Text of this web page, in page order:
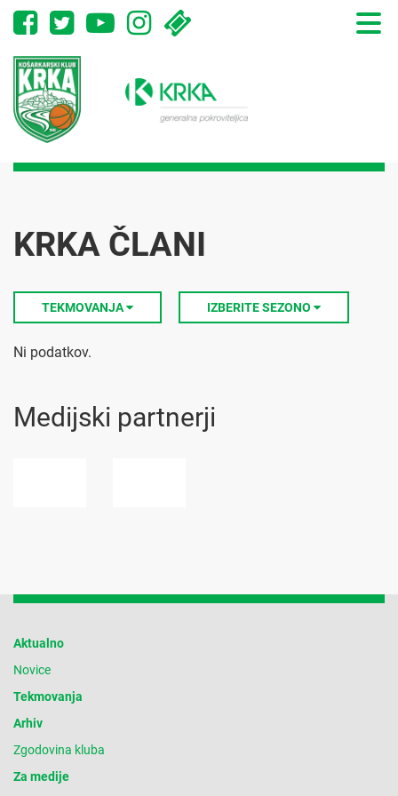
Toggle
KRKA ČLANI
TEKMOVANJA IZBERITE SEZONO
Ni podatkov.
Medijski partnerji
Aktualno
Novice
Tekmovanja
Arhiv
Zgodovina kluba
Za medije